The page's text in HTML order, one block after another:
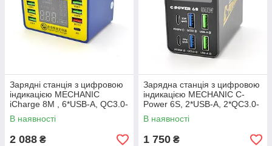
Зарядні станція з цифровою
індикацією MECHANIC
iCharge 8M , 6*USB-A, QC3.0-
5В3.4А,9В2.3A,12В1.5А,
PD3.1-
5В3.4.А,9В2.3A,12В1.5А, 22
В наявності
2 088 ₴
Зарядна станція з цифровою
індикацією MECHANIC C-
Power 6S, 2*USB-A, 2*QC3.0-
5В3А,9В2A,12В1.5А, 2*PD3.1-
5В3А,9В2.22A,12В1.67А,
В наявності
1 750 ₴